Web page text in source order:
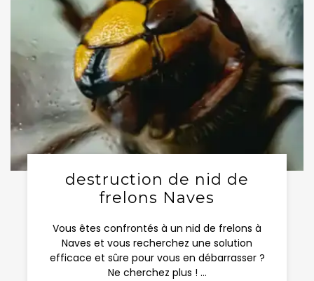
destruction de nid de
frelons Naves
Vous êtes confrontés à un nid de frelons à
Naves et vous recherchez une solution
efficace et sûre pour vous en débarrasser ?
Ne cherchez plus ! ...